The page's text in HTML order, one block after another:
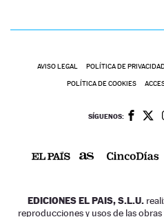
AVISO LEGAL POLÍTICA DE
POLÍTICA DE COOKIES
SÍGUENOS:
EDICIONES EL PAIS, S.L.U.
reproducciones y usos de las